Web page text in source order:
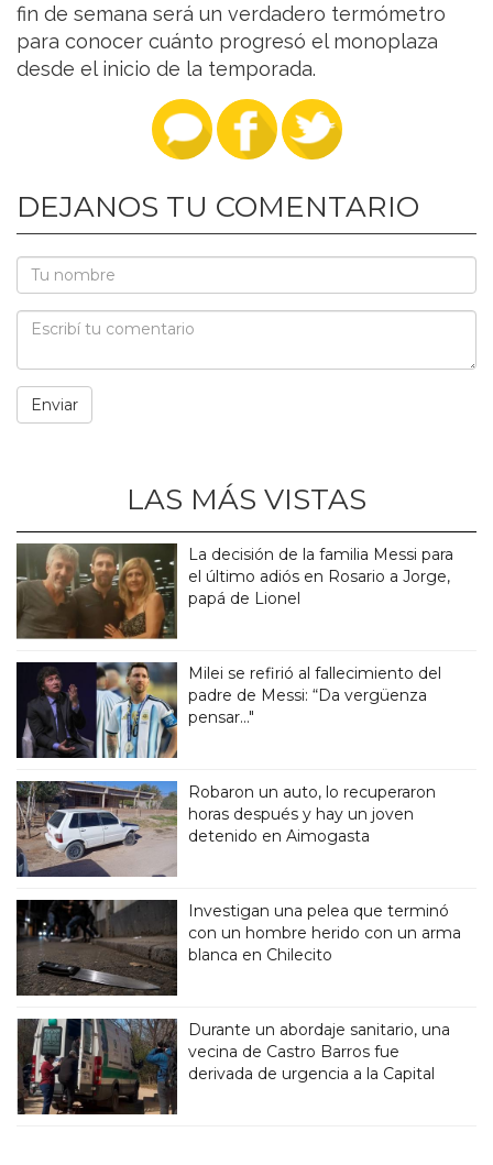
fin de semana será un verdadero termómetro
para conocer cuánto progresó el monoplaza
desde el inicio de la temporada.
DEJANOS TU COMENTARIO
LAS MÁS VISTAS
La decisión de la familia Messi para
el último adiós en Rosario a Jorge,
papá de Lionel
Milei se refirió al fallecimiento del
padre de Messi: “Da vergüenza
pensar..."
Robaron un auto, lo recuperaron
horas después y hay un joven
detenido en Aimogasta
Investigan una pelea que terminó
con un hombre herido con un arma
blanca en Chilecito
Durante un abordaje sanitario, una
vecina de Castro Barros fue
derivada de urgencia a la Capital